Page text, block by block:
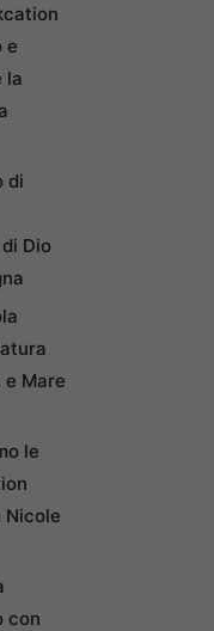
e
la
di
Dio
Mare
le
Nicole
con